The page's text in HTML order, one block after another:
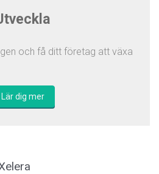
och få ditt företag att växa
Lär dig mer